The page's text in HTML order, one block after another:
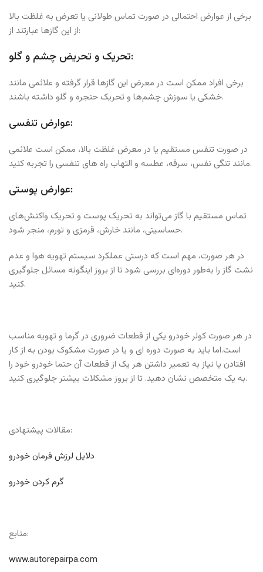
برخی از عوارض احتمالی در صورت تماس طولانی یا تعرض به غلظت بالا
از این گازها عبارتند از:
تحریک و تحریض چشم و گلو:
برخی افراد ممکن است در معرض این گازها قرار گرفته و علائمی مانند
خشکی یا سوزش چشم‌ها و تحریک حنجره و گلو داشته باشند.
عوارض تنفسی:
در صورت تنفس مستقیم یا در معرض غلظت بالا، ممکن است علائمی
مانند تنگی نفس، سرفه، عطسه و التهاب راه های تنفسی را تجربه کنید.
عوارض پوستی:
تماس مستقیم با گاز می‌تواند به تحریک پوست و تحریک واکنش‌های
حساسیتی، مانند خارش، قرمزی و تورم، منجر شود.
در هر صورت، مهم است که درستی عملکرد سیستم تهویه هوا و عدم
نشت گاز را به‌طور دوره‌ای بررسی شود تا از بروز اینگونه مسائل جلوگیری
کنید.
در هر صورت کولر خودرو یکی از قطعات ضروری در گرما و تهویه مناسب
است.اما باید به صورت دوره ای و یا در صورت مشکوک بودن به از کار
افتادن یا نیاز به تعمیر داشتن هر یک از قطعات آن حتما خودرو خود را
به یک متخصص نشان دهید. تا از بروز مشکلات بیشتر جلوگیری کنید.
مقالات پیشنهادی:
دلایل لرزش فرمان خودرو
منابع:
www.autorepairpa.com